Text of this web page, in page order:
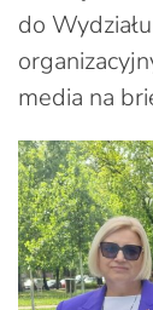
do
media na